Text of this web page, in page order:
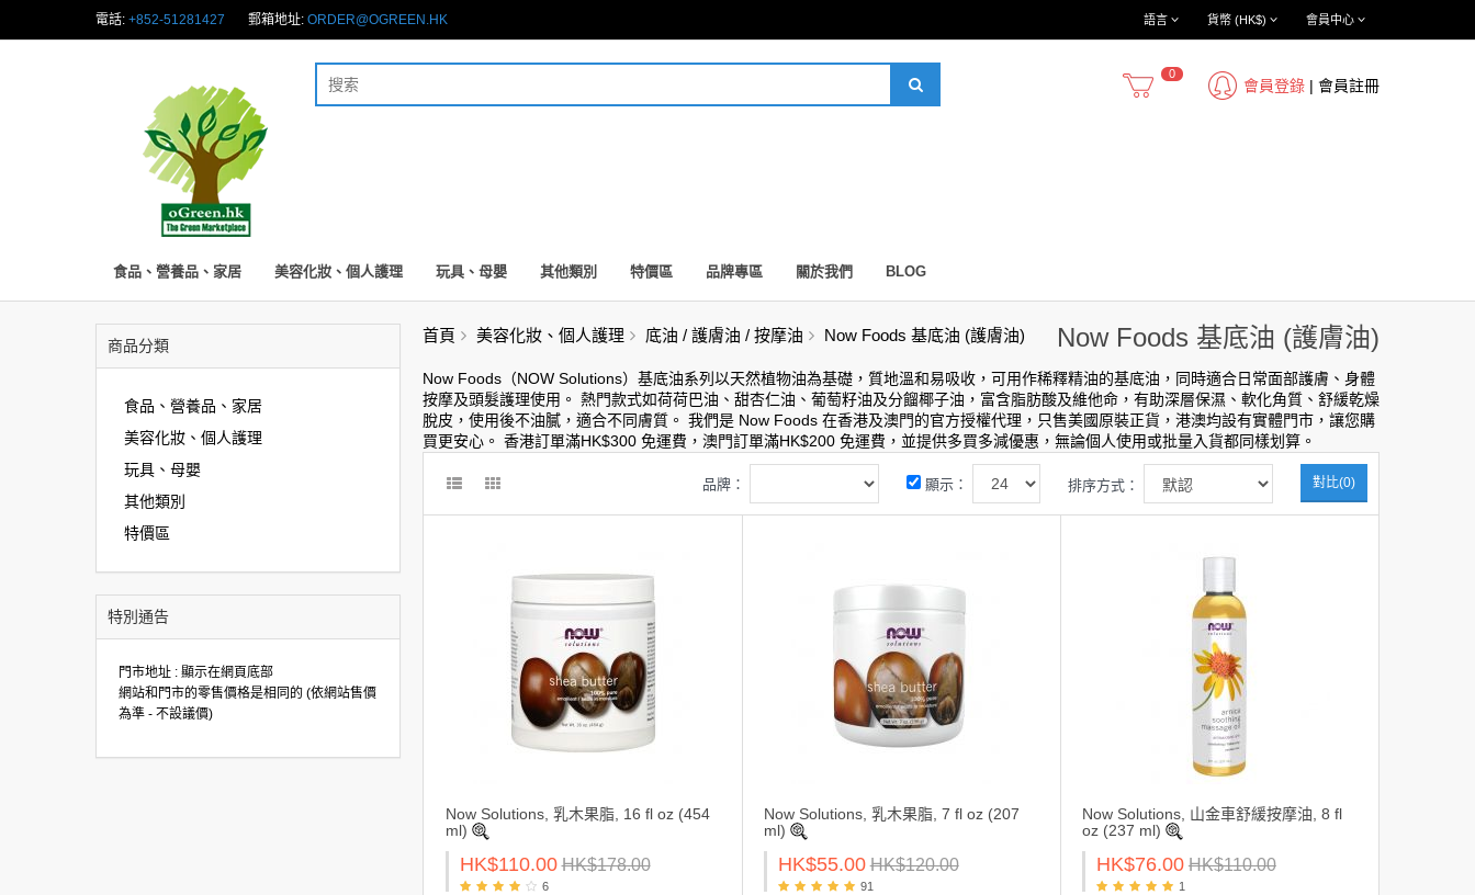
電話: +852-51281427 郵箱地址: ORDER@OGREEN.HK 會員中心
貨幣 (HK$)
語言
會員登錄 | 會員註冊
0
食品、營養品、家居 美容化妝、個人護理 玩具、母嬰 其他類別 特價區 品牌專區 關於我們 BLOG
商品分類
食品、營養品、家居
美容化妝、個人護理
玩具、母嬰
其他類別
特價區
特別通告
門市地址 : 顯示在網頁底部
網站和門市的零售價格是相同的 (依網站售價
為準 - 不設議價)
首頁 美容化妝、個人護理 底油 / 護膚油 / 按摩油 Now Foods 基底油 (護膚油) Now Foods 基底油 (護膚油)
Now Foods（NOW Solutions）基底油系列以天然植物油為基礎，質地溫和易吸收，可用作稀釋精油的基底油，同時適合日常面部護膚、身體
按摩及頭髮護理使用。 熱門款式如荷荷巴油、甜杏仁油、葡萄籽油及分餾椰子油，富含脂肪酸及維他命，有助深層保濕、軟化角質、舒緩乾燥
脫皮，使用後不油膩，適合不同膚質。 我們是 Now Foods 在香港及澳門的官方授權代理，只售美國原裝正貨，港澳均設有實體門市，讓您購
買更安心。 香港訂單滿HK$300 免運費，澳門訂單滿HK$200 免運費，並提供多買多減優惠，無論個人使用或批量入貨都同樣划算。
對比(0)
排序方式：
顯示：
品牌：
Now Solutions, 乳木果脂, 16 fl oz (454
ml)
HK$110.00 HK$178.00
6
Now Solutions, 乳木果脂, 7 fl oz (207
ml)
HK$55.00 HK$120.00
91
Now Solutions, 山金車舒緩按摩油, 8 fl
oz (237 ml)
HK$76.00 HK$110.00
1